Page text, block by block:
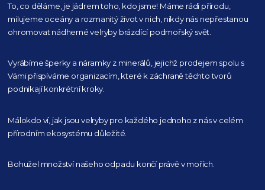
To, co děláme, je jádrem toho, kdo jsme! Máme rádi přírodu,
milujeme oceány a rozmanitý život v nich, nikdy nás nepřestanou
ohromovat nádherné velryby brázdící podmořský svět.
Vyrábíme šperky a náramky z minerálů, jejichž prodejem spolu s
Vámi přispíváme organizacím,které k záchraně těchto tvorů
podnikají konkrétní kroky.
Málokdo ví, jak jsou velryby pro každého jednoho z nás v celém
přírodním ekosystému důležité.
Bohužel množství našeho odpadu končí právě v mořích.